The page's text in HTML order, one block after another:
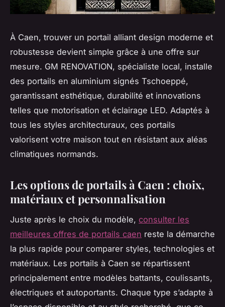
À Caen, trouver un portail alliant design moderne et
robustesse devient simple grâce à une offre sur
mesure. GM RENOVATION, spécialiste local, installe
des portails en aluminium signés Tschoeppé,
garantissant esthétique, durabilité et innovations
telles que motorisation et éclairage LED. Adaptés à
tous les styles architecturaux, ces portails
valorisent votre maison tout en résistant aux aléas
climatiques normands.
Les options de portails à Caen : choix,
matériaux et personnalisation
Juste après le choix du modèle, consulter les
meilleures offres de portails caen reste la démarche
la plus rapide pour comparer styles, technologies et
matériaux. Les portails à Caen se répartissent
principalement entre modèles battants, coulissants,
électriques et autoportants. Chaque type s’adapte à